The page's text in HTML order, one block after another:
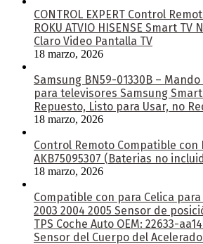
CONTROL EXPERT Control
ROKU ATVIO HISENSE Smart TV
Claro Video Pantalla TV
18 marzo, 2026
Samsung BN59-01330B –
para televisores Samsung
Repuesto, Listo para Usar, no
18 marzo, 2026
Control Remoto Compatible con
AKB75095307 (Baterias no
18 marzo, 2026
Compatible con para Celica para
2003 2004 2005 Sensor de
TPS Coche Auto OEM: 22633-
Sensor del Cuerpo del